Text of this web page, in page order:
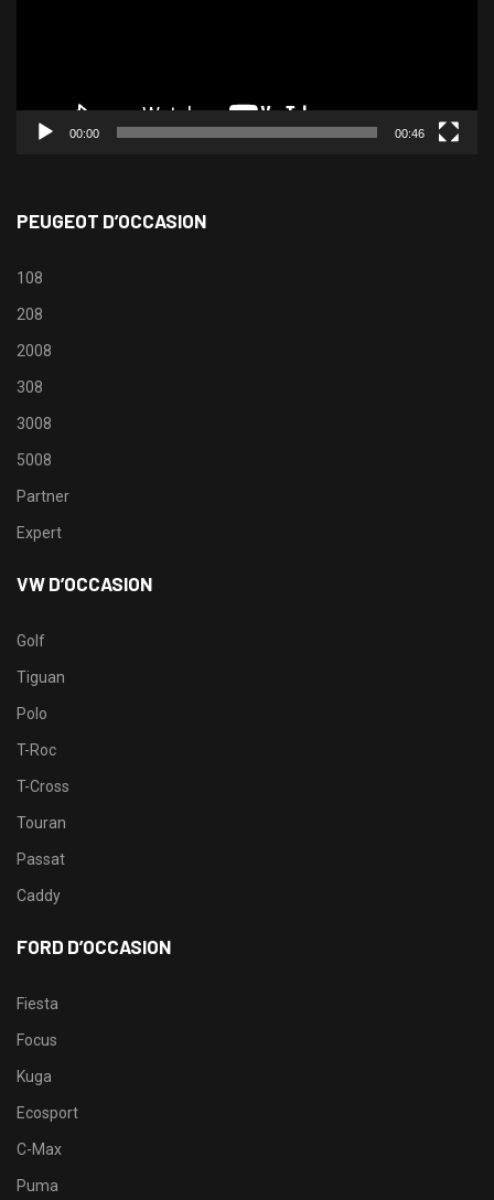
00:00 00:46
PEUGEOT D’OCCASION
108
208
2008
308
3008
5008
Partner
Expert
VW D’OCCASION
Golf
Tiguan
Polo
T-Roc
T-Cross
Touran
Passat
Caddy
FORD D’OCCASION
Fiesta
Focus
Kuga
Ecosport
C-Max
Puma